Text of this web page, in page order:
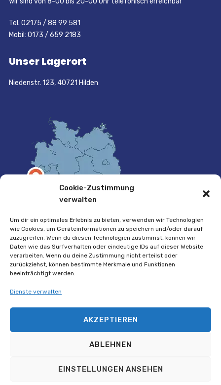
Cookie-Zustimmung
verwalten
Um dir ein optimales Erlebnis zu bieten, verwenden wir Technologien
wie Cookies, um Geräteinformationen zu speichern und/oder darauf
zuzugreifen. Wenn du diesen Technologien zustimmst, können wir
Daten wie das Surfverhalten oder eindeutige IDs auf dieser Website
verarbeiten. Wenn du deine Zustimmung nicht erteilst oder
zurückziehst, können bestimmte Merkmale und Funktionen
beeinträchtigt werden.
Dienste verwalten
AKZEPTIEREN
ABLEHNEN
EINSTELLUNGEN ANSEHEN
Tel. 02175 / 88 99 581
Mobil: 0173 / 659 2183
Unser Lagerort
Niedenstr. 123, 40721 Hilden
Copyright © 2017-2025
Inhaberin: Ganna
Onipchenko, Alle Rechte
Webdesign Marketing